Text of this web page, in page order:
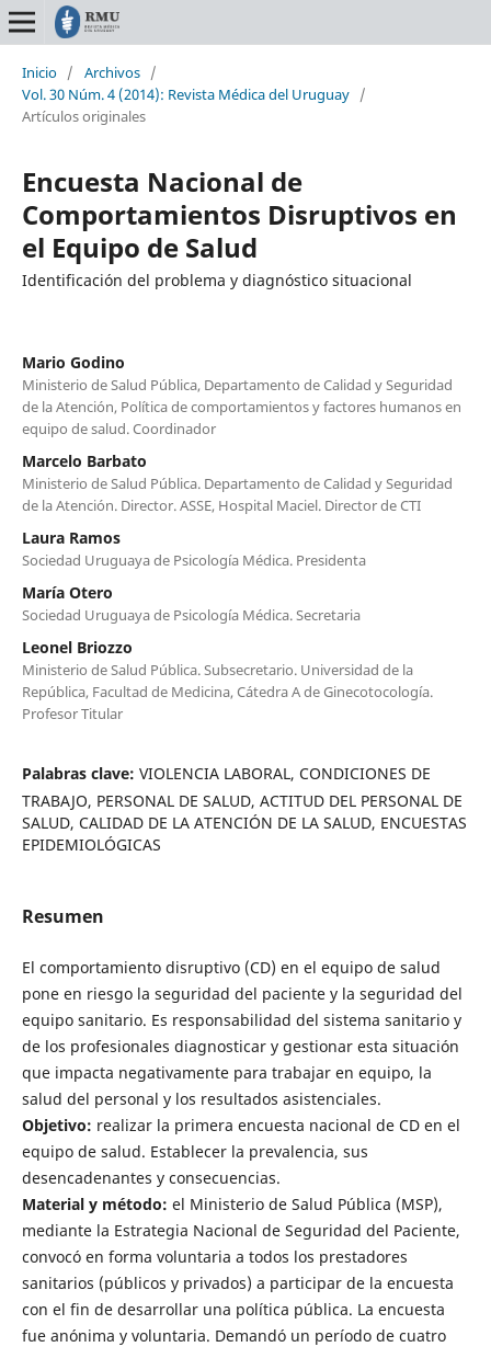
Inicio / Archivos /
Vol. 30 Núm. 4 (2014): Revista Médica del Uruguay /
Artículos originales
Encuesta Nacional de
Comportamientos Disruptivos en
el Equipo de Salud
Identificación del problema y diagnóstico situacional
Mario Godino
Ministerio de Salud Pública, Departamento de Calidad y Seguridad
de la Atención, Política de comportamientos y factores humanos en
equipo de salud. Coordinador
Marcelo Barbato
Ministerio de Salud Pública. Departamento de Calidad y Seguridad
de la Atención. Director. ASSE, Hospital Maciel. Director de CTI
Laura Ramos
Sociedad Uruguaya de Psicología Médica. Presidenta
María Otero
Sociedad Uruguaya de Psicología Médica. Secretaria
Leonel Briozzo
Ministerio de Salud Pública. Subsecretario. Universidad de la
República, Facultad de Medicina, Cátedra A de Ginecotocología.
Profesor Titular
Palabras clave: VIOLENCIA LABORAL, CONDICIONES DE
TRABAJO, PERSONAL DE SALUD, ACTITUD DEL PERSONAL DE
SALUD, CALIDAD DE LA ATENCIÓN DE LA SALUD, ENCUESTAS
EPIDEMIOLÓGICAS
Resumen
El comportamiento disruptivo (CD) en el equipo de salud
pone en riesgo la seguridad del paciente y la seguridad del
equipo sanitario. Es responsabilidad del sistema sanitario y
de los profesionales diagnosticar y gestionar esta situación
que impacta negativamente para trabajar en equipo, la
salud del personal y los resultados asistenciales.
Objetivo: realizar la primera encuesta nacional de CD en el
equipo de salud. Establecer la prevalencia, sus
desencadenantes y consecuencias.
Material y método: el Ministerio de Salud Pública (MSP),
mediante la Estrategia Nacional de Seguridad del Paciente,
convocó en forma voluntaria a todos los prestadores
sanitarios (públicos y privados) a participar de la encuesta
con el fin de desarrollar una política pública. La encuesta
fue anónima y voluntaria. Demandó un período de cuatro